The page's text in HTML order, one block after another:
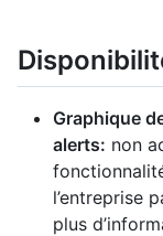
Graphique
alerts: non
l’entreprise
plus